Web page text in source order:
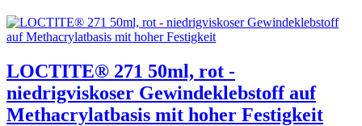
LOCTITE® 271 50ml, rot -
niedrigviskoser Gewindeklebstoff auf
Methacrylatbasis mit hoher Festigkeit